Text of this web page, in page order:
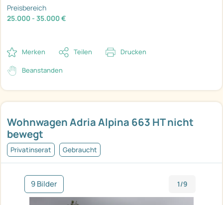
Wohnwagen Adria Alpina 663 HT nicht
bewegt
Privatinserat Gebraucht
9 Bilder 1/9
Preisbereich
25.000 - 35.000 €
Merken Teilen Drucken
Beanstanden